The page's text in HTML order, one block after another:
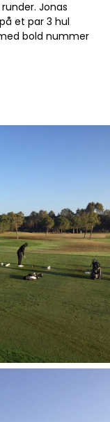
Jonas
et par 3 hul
bold nummer